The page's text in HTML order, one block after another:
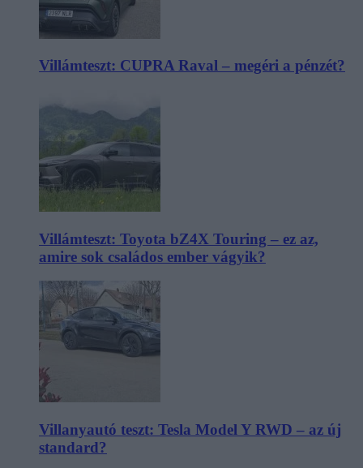
Villámteszt: CUPRA Raval – megéri a pénzét?
Villámteszt: Toyota bZ4X Touring – ez az,
amire sok családos ember vágyik?
Villanyautó teszt: Tesla Model Y RWD – az új
standard?